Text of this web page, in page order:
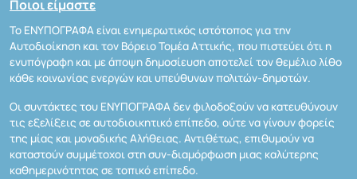
Ποιοι είμαστε
Το ΕΝΥΠΟΓΡΑΦΑ είναι ενημερωτικός ιστότοπος για την
Αυτοδιοίκηση και τον Βόρειο Τομέα Αττικής, που πιστεύει ότι η
ενυπόγραφη και με άποψη δημοσίευση αποτελεί τον θεμέλιο λίθο
κάθε κοινωνίας ενεργών και υπεύθυνων πολιτών-δημοτών.
Οι συντάκτες του ΕΝΥΠΟΓΡΑΦΑ δεν φιλοδοξούν να κατευθύνουν
τις εξελίξεις σε αυτοδιοικητικό επίπεδο, ούτε να γίνουν φορείς
της μίας και μοναδικής Αλήθειας. Αντιθέτως, επιθυμούν να
καταστούν συμμέτοχοι στη συν-διαμόρφωση μιας καλύτερης
καθημερινότητας σε τοπικό επίπεδο.